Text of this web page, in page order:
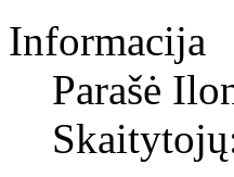
Informacija
Parašė